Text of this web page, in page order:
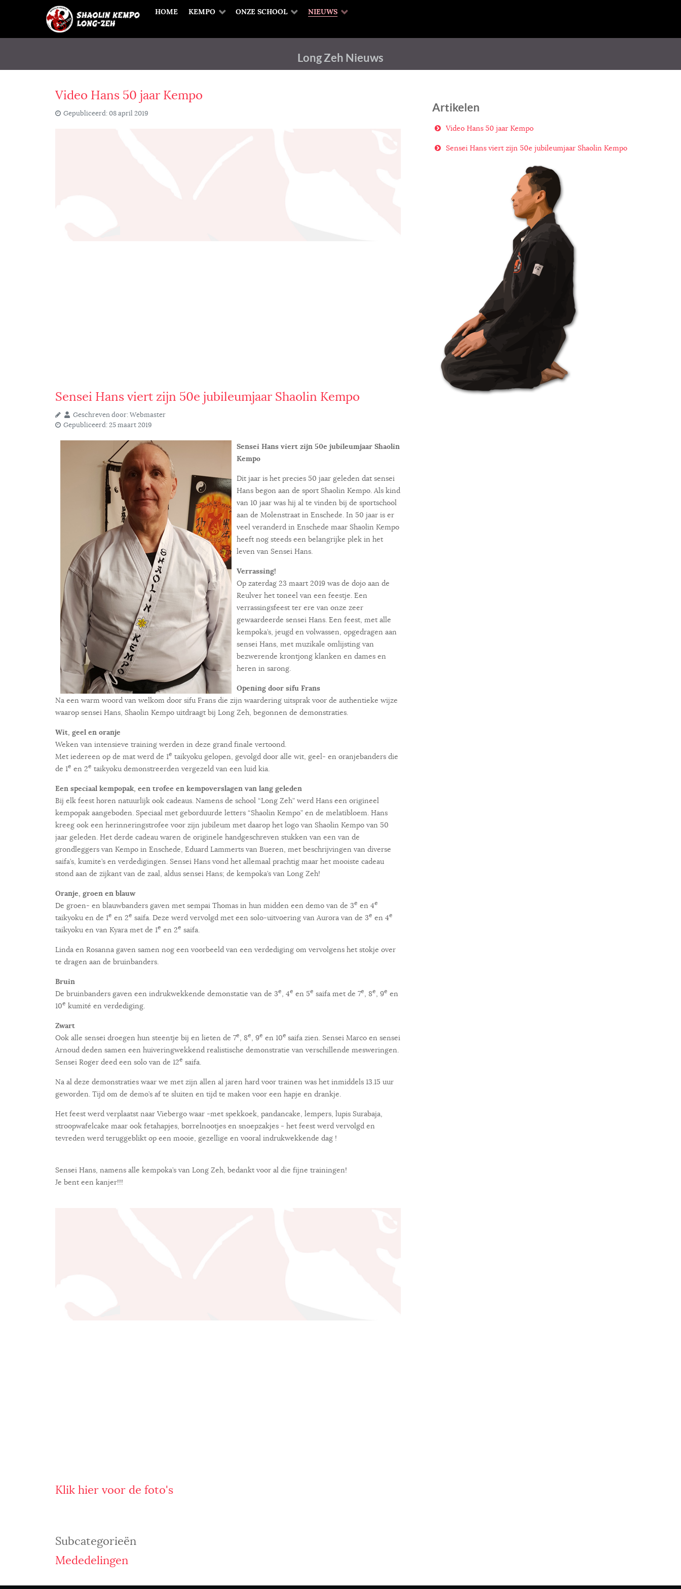
HOME KEMPO ONZE SCHOOL NIEUWS
Long Zeh Nieuws
Video Hans 50 jaar Kempo
Gepubliceerd: 08 april 2019
Sensei Hans viert zijn 50e jubileumjaar Shaolin Kempo
Geschreven door:Webmaster
Gepubliceerd: 25 maart 2019
Sensei Hans viert zijn 50e jubileumjaar Shaolin
Kempo
Dit jaar is het precies 50 jaar geleden dat sensei
Hans begon aan de sport Shaolin Kempo. Als kind
van 10 jaar was hij al te vinden bij de sportschool
aan de Molenstraat in Enschede. In 50 jaar is er
veel veranderd in Enschede maar Shaolin Kempo
heeft nog steeds een belangrijke plek in het
leven van Sensei Hans.
Verrassing!
Op zaterdag 23 maart 2019 was de dojo aan de
Reulver het toneel van een feestje. Een
verrassingsfeest ter ere van onze zeer
gewaardeerde sensei Hans. Een feest, met alle
kempoka’s, jeugd en volwassen, opgedragen aan
sensei Hans, met muzikale omlijsting van
bezwerende krontjong klanken en dames en
heren in sarong.
Opening door sifu Frans
Na een warm woord van welkom door sifu Frans die zijn waardering uitsprak voor de authentieke wijze
waarop sensei Hans, Shaolin Kempo uitdraagt bij Long Zeh, begonnen de demonstraties.
Wit, geel en oranje
Weken van intensieve training werden in deze grand finale vertoond.
Met iedereen op de mat werd de 1e taikyoku gelopen, gevolgd door alle wit, geel- en oranjebanders die
de 1e en 2e taikyoku demonstreerden vergezeld van een luid kia.
Een speciaal kempopak, een trofee en kempoverslagen van lang geleden
Bij elk feest horen natuurlijk ook cadeaus. Namens de school “Long Zeh” werd Hans een origineel
kempopak aangeboden. Speciaal met geborduurde letters “Shaolin Kempo” en de melatibloem. Hans
kreeg ook een herinneringstrofee voor zijn jubileum met daarop het logo van Shaolin Kempo van 50
jaar geleden. Het derde cadeau waren de originele handgeschreven stukken van een van de
grondleggers van Kempo in Enschede, Eduard Lammerts van Bueren, met beschrijvingen van diverse
saifa’s, kumite’s en verdedigingen. Sensei Hans vond het allemaal prachtig maar het mooiste cadeau
stond aan de zijkant van de zaal, aldus sensei Hans; de kempoka’s van Long Zeh!
Oranje, groen en blauw
De groen- en blauwbanders gaven met sempai Thomas in hun midden een demo van de 3e en 4e
taikyoku en de 1e en 2e saifa. Deze werd vervolgd met een solo-uitvoering van Aurora van de 3e en 4e
taikyoku en van Kyara met de 1e en 2e saifa.
Linda en Rosanna gaven samen nog een voorbeeld van een verdediging om vervolgens het stokje over
te dragen aan de bruinbanders.
Bruin
De bruinbanders gaven een indrukwekkende demonstatie van de 3e, 4e en 5e saifa met de 7e, 8e, 9e en
10e kumité en verdediging.
Zwart
Ook alle sensei droegen hun steentje bij en lieten de 7e, 8e, 9e en 10e saifa zien. Sensei Marco en sensei
Arnoud deden samen een huiveringwekkend realistische demonstratie van verschillende mesweringen.
Sensei Roger deed een solo van de 12e saifa.
Na al deze demonstraties waar we met zijn allen al jaren hard voor trainen was het inmiddels 13.15 uur
geworden. Tijd om de demo’s af te sluiten en tijd te maken voor een hapje en drankje.
Het feest werd verplaatst naar Viebergo waar -met spekkoek, pandancake, lempers, lupis Surabaja,
stroopwafelcake maar ook fetahapjes, borrelnootjes en snoepzakjes - het feest werd vervolgd en
tevreden werd teruggeblikt op een mooie, gezellige en vooral indrukwekkende dag !
Sensei Hans, namens alle kempoka’s van Long Zeh, bedankt voor al die fijne trainingen!
Je bent een kanjer!!!
Klik hier voor de foto's
Subcategorieën
Mededelingen
Artikelen
Video Hans 50 jaar Kempo
Sensei Hans viert zijn 50e jubileumjaar Shaolin Kempo